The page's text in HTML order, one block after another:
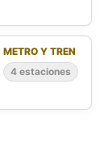
METRO Y TREN
4 estaciones